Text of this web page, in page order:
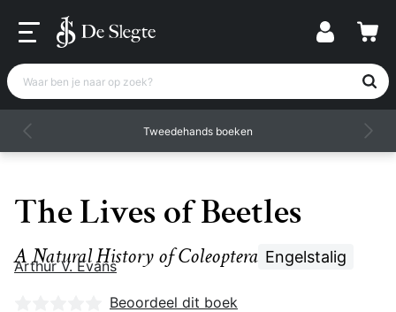
Waar ben je naar op zoek?
Tweedehands boeken
The Lives of Beetles
A Natural History of Coleoptera Engelstalig
Arthur V. Evans
Nog geen beoordelingen
Beoordeel dit boek